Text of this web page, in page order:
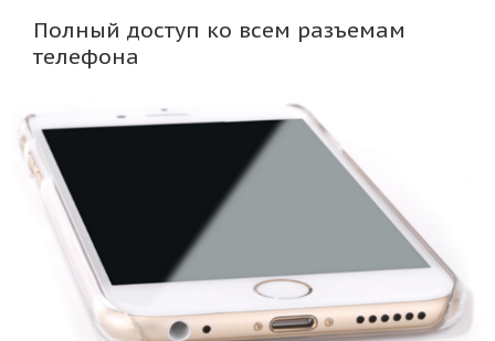
Полный доступ ко всем разъемам
телефона